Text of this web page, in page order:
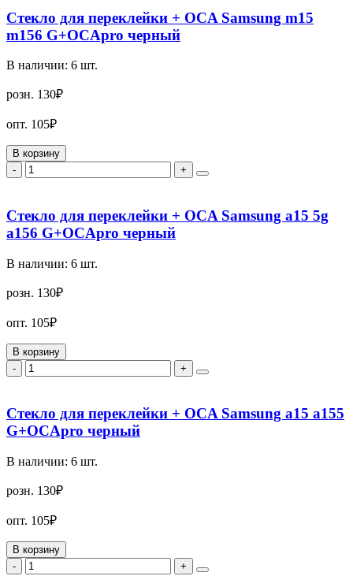
Стекло для переклейки + OCA Samsung m15
m156 G+OCApro черный
В наличии: 6 шт.
розн. 130₽
опт. 105₽
В корзину
-
+
Стекло для переклейки + OCA Samsung a15 5g
a156 G+OCApro черный
В наличии: 6 шт.
розн. 130₽
опт. 105₽
В корзину
-
+
Стекло для переклейки + OCA Samsung a15 a155
G+OCApro черный
В наличии: 6 шт.
розн. 130₽
опт. 105₽
В корзину
-
+